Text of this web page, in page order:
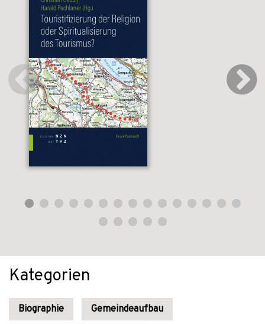
Kategorien
Biographie Gemeindeaufbau